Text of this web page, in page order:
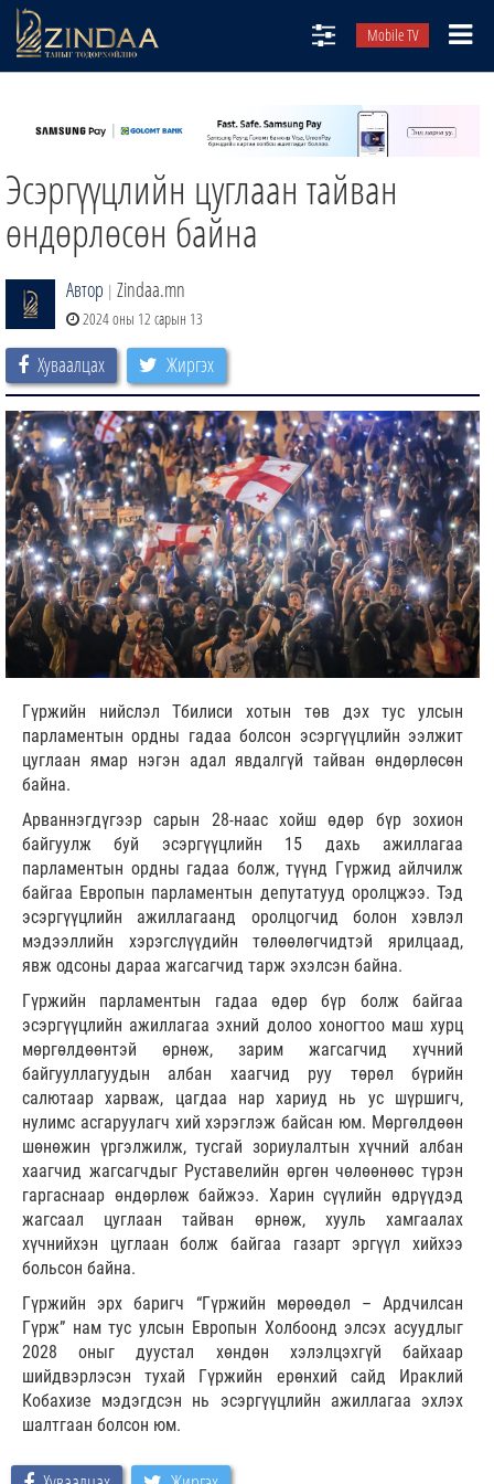
Mobile TV
ТВ8
ӨГЛӨӨНИЙ СОНИН
АУДИО ЗОХИОЛ
ЗИНДАА СЭТГҮҮЛ
Эсэргүүцлийн цуглаан тайван
өндөрлөсөн байна
Автор | Zindaa.mn
2024 оны 12 сарын 13
Хуваалцах Жиргэх
Гүржийн нийслэл Тбилиси хотын төв дэх тус улсын
парламентын ордны гадаа болсон эсэргүүцлийн ээлжит
цуглаан ямар нэгэн адал явдалгүй тайван өндөрлөсөн
байна.
Арваннэгдүгээр сарын 28-наас хойш өдөр бүр зохион
байгуулж буй эсэргүүцлийн 15 дахь ажиллагаа
парламентын ордны гадаа болж, түүнд Гүржид айлчилж
байгаа Европын парламентын депутатууд оролцжээ. Тэд
эсэргүүцлийн ажиллагаанд оролцогчид болон хэвлэл
мэдээллийн хэрэгслүүдийн төлөөлөгчидтэй ярилцаад,
явж одсоны дараа жагсагчид тарж эхэлсэн байна.
Гүржийн парламентын гадаа өдөр бүр болж байгаа
эсэргүүцлийн ажиллагаа эхний долоо хоногтоо маш хурц
мөргөлдөөнтэй өрнөж, зарим жагсагчид хүчний
байгууллагуудын албан хаагчид руу төрөл бүрийн
салютаар харваж, цагдаа нар хариуд нь ус шүршигч,
нулимс асгаруулагч хий хэрэглэж байсан юм. Мөргөлдөөн
шөнөжин үргэлжилж, тусгай зориулалтын хүчний албан
хаагчид жагсагчдыг Руставелийн өргөн чөлөөнөөс түрэн
гаргаснаар өндөрлөж байжээ. Харин сүүлийн өдрүүдэд
жагсаал цуглаан тайван өрнөж, хууль хамгаалах
хүчнийхэн цуглаан болж байгаа газарт эргүүл хийхээ
больсон байна.
Гүржийн эрх баригч “Гүржийн мөрөөдөл – Ардчилсан
Гүрж” нам тус улсын Европын Холбоонд элсэх асуудлыг
2028 оныг дуустал хөндөн хэлэлцэхгүй байхаар
шийдвэрлэсэн тухай Гүржийн ерөнхий сайд Ираклий
Кобахизе мэдэгдсэн нь эсэргүүцлийн ажиллагаа эхлэх
шалтгаан болсон юм.